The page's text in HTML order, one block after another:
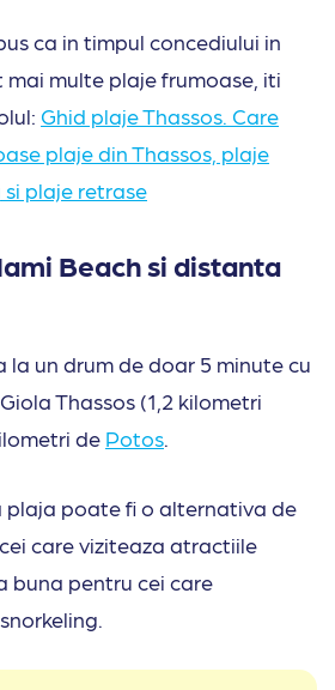
ca in timpul concediului in
mai multe plaje frumoase, iti
Ghid plaje Thassos. Care
plaje din Thassos, plaje
plaje retrase
Beach si distanta
la un drum de doar 5 minute cu
Thassos (1,2 kilometri
de Potos
plaja poate fi o alternativa de
care viziteaza atractiile
buna pentru cei care